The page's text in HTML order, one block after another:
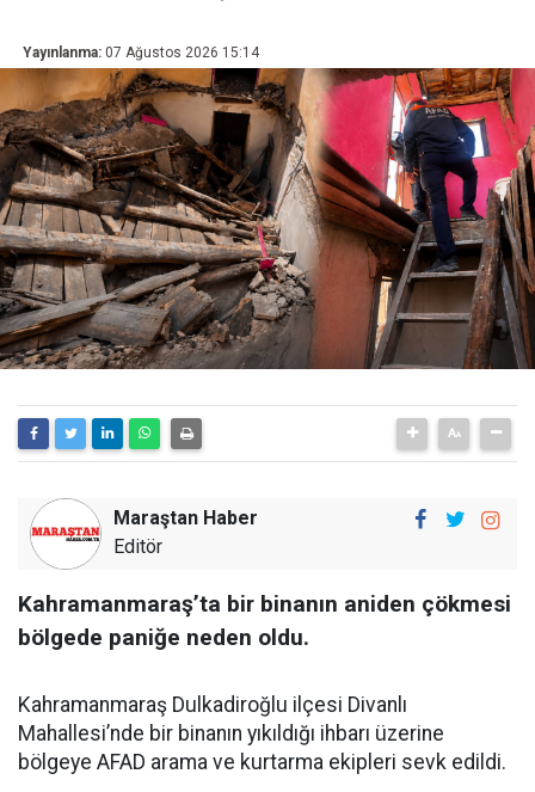
Yayınlanma: 07 Ağustos 2026 15:14
Maraştan Haber
Editör
Kahramanmaraş’ta bir binanın aniden çökmesi
bölgede paniğe neden oldu.
Kahramanmaraş Dulkadiroğlu ilçesi Divanlı
Mahallesi’nde bir binanın yıkıldığı ihbarı üzerine
bölgeye AFAD arama ve kurtarma ekipleri sevk edildi.